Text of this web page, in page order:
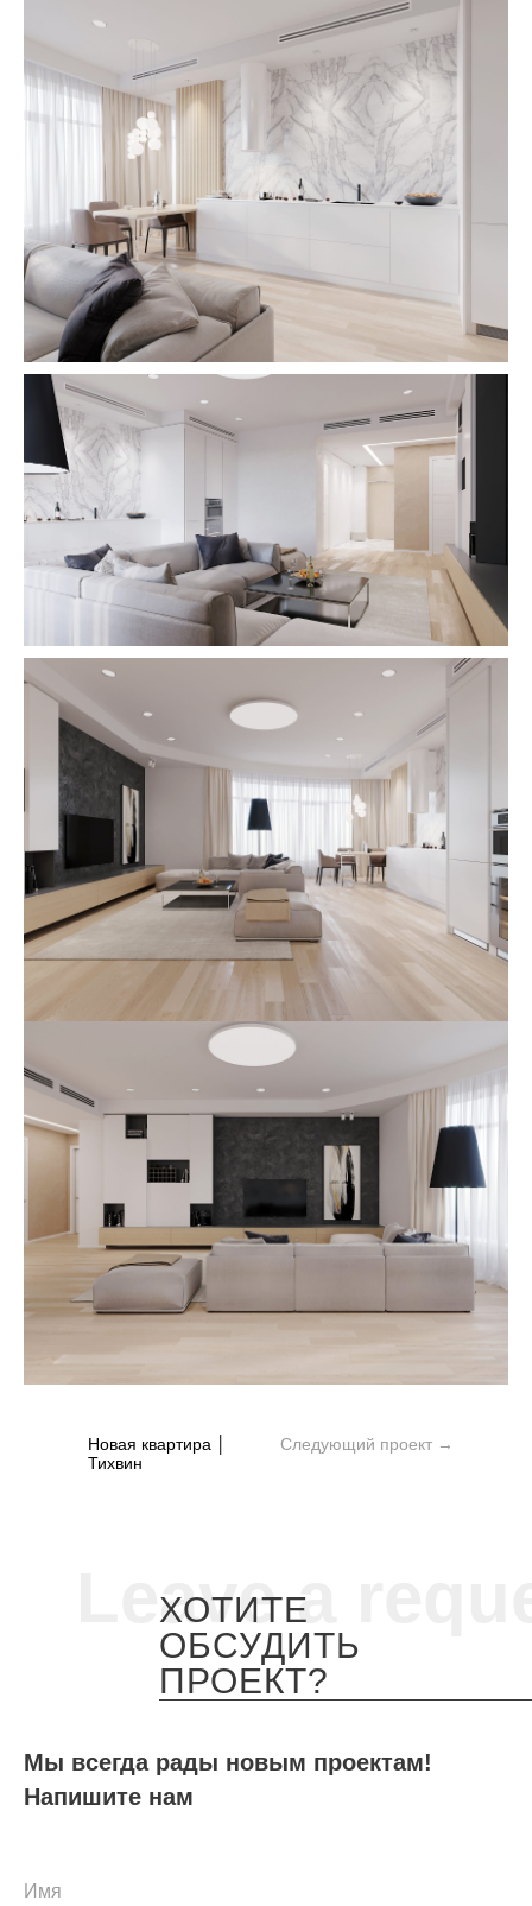
Следующий проект →
Новая квартира │
Тихвин
Leave a
ХОТИТЕ
ОБСУДИТЬ
ПРОЕКТ?
Мы всегда рады новым проектам!
Напишите нам